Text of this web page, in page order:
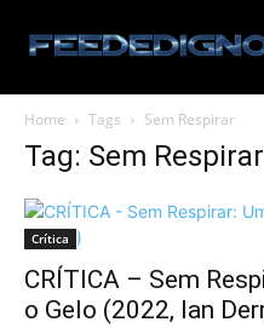
Home Tags Sem Respirar
Tag: Sem Respirar
Crítica
CRÍTICA – Sem
o Gelo (2022, Ian